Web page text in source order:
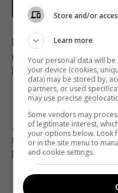
НОВИНИ УКРАЇНИ І
Росія знищує
господарство і
Forbes
14:41 субота, 08 серпня 2026
Лідер "Ногу
в Україну та
Криму
Store and/or
Learn more
Your personal data will
your device (cookies,
data) may be stored by,
partners, or used
may use precise
Some vendors may
of legitimate interest,
your options below. Look
or in the site menu to
and cookie settings.